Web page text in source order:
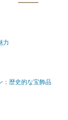
力
：歴史的な宝飾品